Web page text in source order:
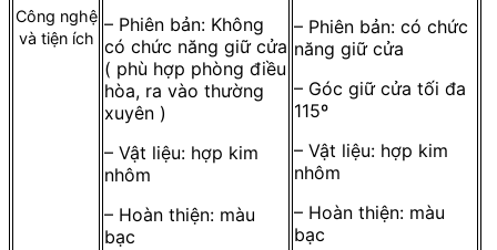
Công nghệ
và tiện ích
– Phiên bản: Không
có chức năng giữ cửa
( phù hợp phòng điều
hòa, ra vào thường
xuyên )
– Vật liệu: hợp kim
nhôm
– Hoàn thiện: màu
bạc
– Phiên bản: có chức
năng giữ cửa
– Góc giữ cửa tối đa
115º
– Vật liệu: hợp kim
nhôm
– Hoàn thiện: màu
bạc